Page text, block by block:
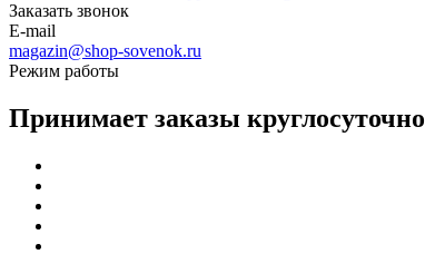
Заказать звонок
E-mail
magazin@shop-sovenok.ru
Режим работы
Принимает заказы круглосуточно